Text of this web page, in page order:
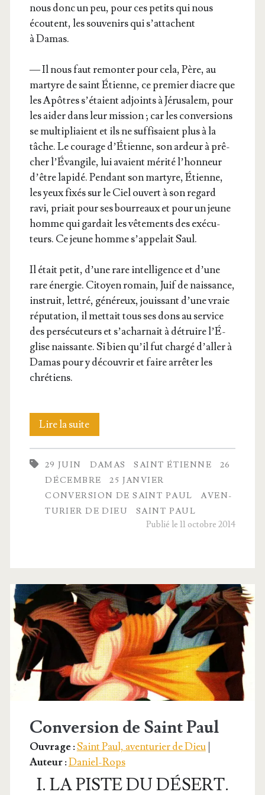
nous donc un peu, pour ces petits qui nous
écoutent, les sou­ve­nirs qui s’at­tachent
à Damas.
— Il nous faut remon­ter pour cela, Père, au
mar­tyre de saint Étienne, ce pre­mier diacre que
les Apôtres s’é­taient adjoints à Jéru­sa­lem, pour
les aider dans leur mis­sion ; car les conver­sions
se mul­ti­pliaient et ils ne suf­fi­saient plus à la
tâche. Le cou­rage d’É­tienne, son ardeur à prê­
cher l’É­van­gile, lui avaient méri­té l’hon­neur
d’être lapi­dé. Pen­dant son mar­tyre, Étienne,
les yeux fixés sur le Ciel ouvert à son regard
ravi, priait pour ses bour­reaux et pour un jeune
homme qui gar­dait les vête­ments des exé­cu­
teurs. Ce jeune homme s’ap­pe­lait Saul.
Il était petit, d’une rare intel­li­gence et d’une
rare éner­gie. Citoyen romain, Juif de nais­sance,
ins­truit, let­tré, géné­reux, jouis­sant d’une vraie
répu­ta­tion, il met­tait tous ses dons au ser­vice
des per­sé­cu­teurs et s’a­char­nait à détruire l’É­
glise nais­sante. Si bien qu’il fut char­gé d’al­ler à
Damas pour y décou­vrir et faire arrê­ter les
chrétiens.
Lire la suiteSaint
Paul,
le
pro­
pa­
de
l’Évangile
29 JUIN DAMAS SAINT ÉTIENNE
26
DÉCEMBRE
25 JANVIER
CONVERSION DE SAINT PAUL
AVEN­
TU­RIER DE DIEU
SAINT PAUL
Publié le 11 octobre 2014
Conversion de Saint Paul
Ouvrage :Saint Paul, aven­tu­rier de Dieu|
Auteur :Daniel-Rops
I. LA PISTE DU DÉSERT.